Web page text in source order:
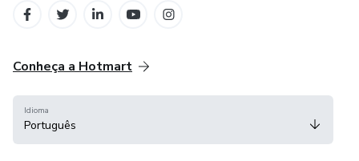
Conheça a Hotmart
Idioma
Português